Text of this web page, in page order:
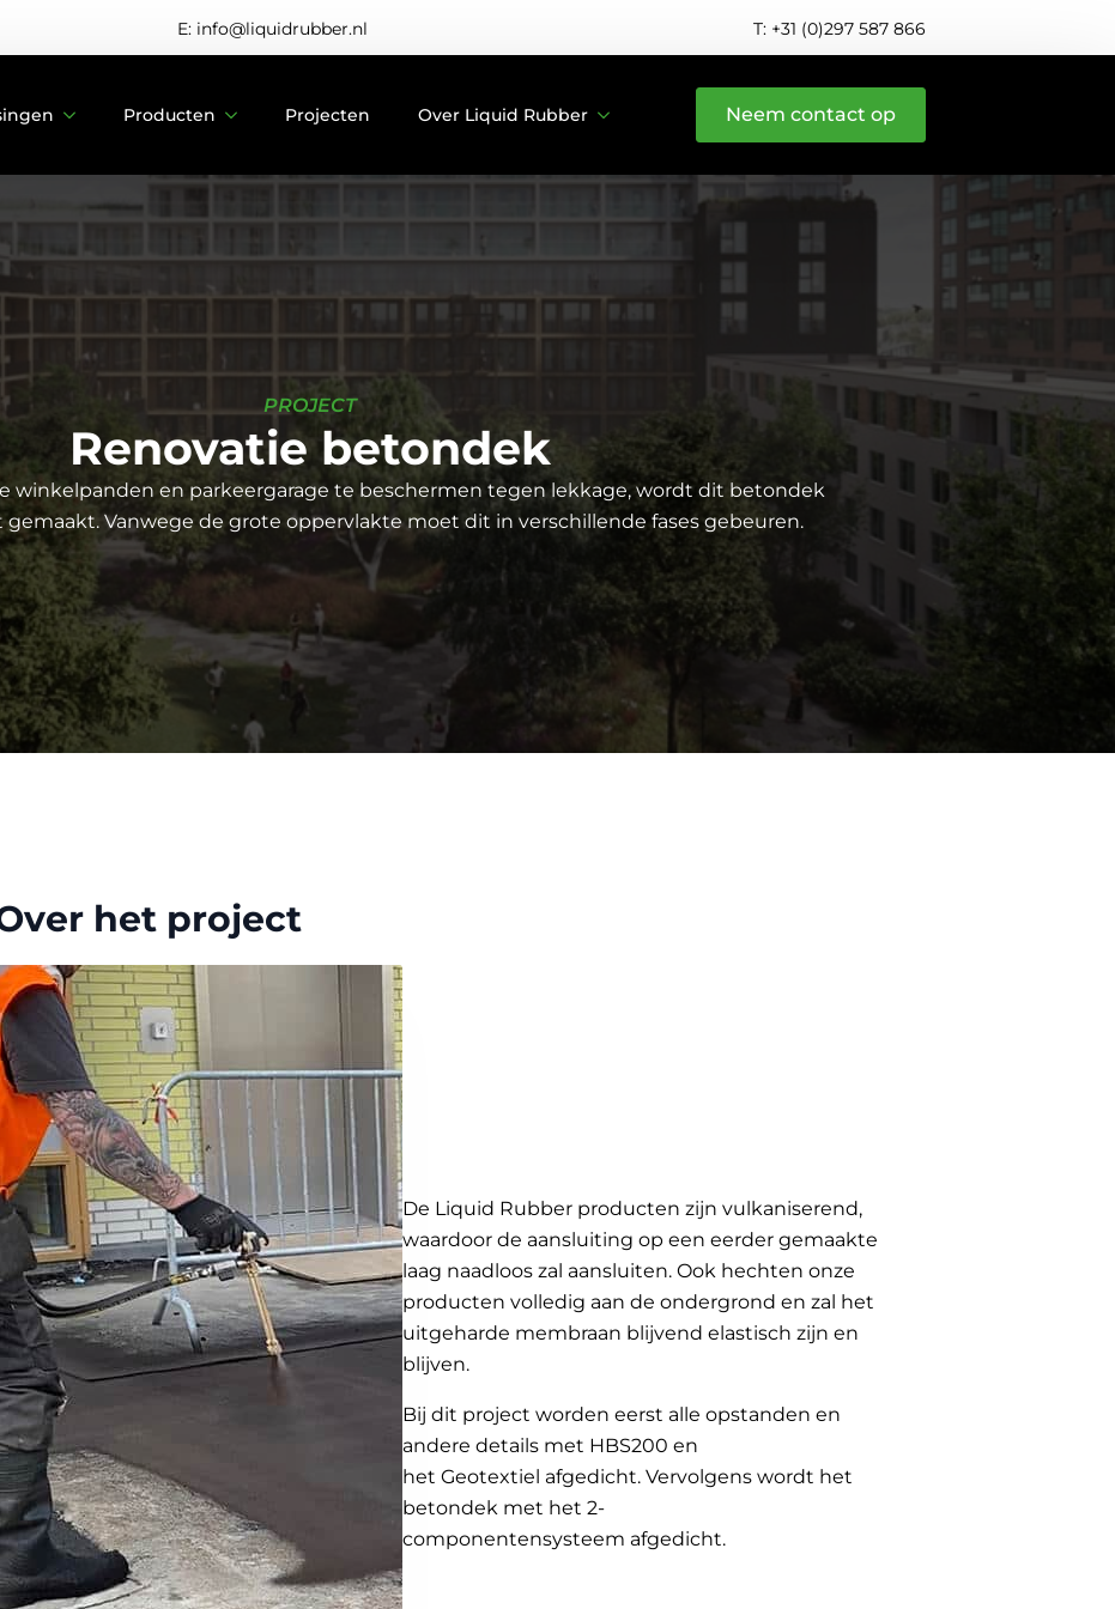
E: info@liquidrubber.nl T: +31 (0)297 587 866
Producten Projecten Over Liquid Rubber Neem contact op
PROJECT
Renovatie betondek
winkelpanden en parkeergarage te beschermen tegen lekkage, wordt dit betondek
Vanwege de grote oppervlakte moet dit in verschillende fases gebeuren.
het project
De Liquid Rubber producten zijn vulkaniserend,
waardoor de aansluiting op een eerder gemaakte
laag naadloos zal aansluiten. Ook hechten onze
producten volledig aan de ondergrond en zal het
uitgeharde membraan blijvend elastisch zijn en
blijven.
Bij dit project worden eerst alle opstanden en
andere details met HBS200 en
het Geotextiel afgedicht. Vervolgens wordt het
betondek met het 2-
componentensysteem afgedicht.